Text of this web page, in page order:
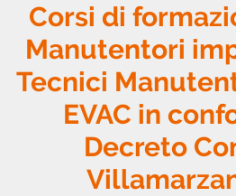
Password
Password
Resta connesso
Sei un nuovo utente?
Corsi di
Manutentori
Tecnici
EVAC in
Decreto